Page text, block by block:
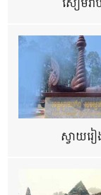
សៀមរា
ស្វាយរ